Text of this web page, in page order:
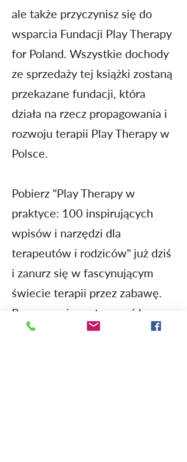
ale także przyczynisz się do
wsparcia Fundacji Play Therapy
for Poland. Wszystkie dochody
ze sprzedaży tej książki zostaną
przekazane fundacji, która
działa na rzecz propagowania i
rozwoju terapii Play Therapy w
Polsce.
Pobierz "Play Therapy w
praktyce: 100 inspirujących
wpisów i narzędzi dla
terapeutów i rodziców" już dziś
i zanurz się w fascynującym
świecie terapii przez zabawę.
Razem możemy tworzyć lepszą
przyszłość dla dzieci, oferując